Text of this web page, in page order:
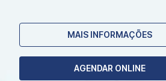
MAIS INFORMAÇÕES
AGENDAR ONLINE